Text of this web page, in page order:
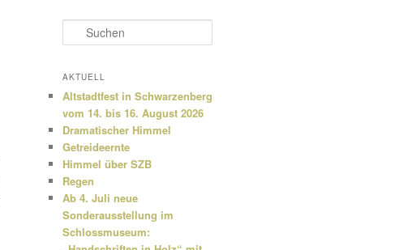
u
h
n
AKTUELL
Altstadtfest in Schwarzenberg
vom 14. bis 16. August 2026
Dramatischer Himmel
Getreideernte
Himmel über SZB
Regen
Ab 4. Juli neue
Sonderausstellung im
Schlossmuseum: